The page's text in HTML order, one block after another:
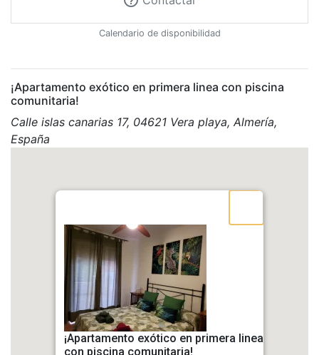
Calendario de disponibilidad
¡Apartamento exótico en primera linea con piscina
comunitaria!
Calle islas canarias 17, 04621 Vera playa, Almería,
España
¡Apartamento exótico en primera linea
con piscina comunitaria!